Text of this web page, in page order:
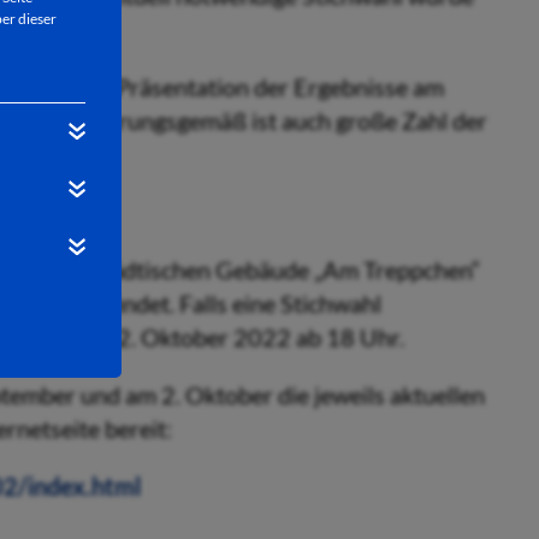
dieser
sich die Präsentation der Ergebnisse am
Erfahrungsgemäß ist auch große Zahl der
dem) städtischen Gebäude „Am Treppchen“
befindet. Falls eine Stichwahl
am 2. Oktober 2022 ab 18 Uhr.
und am 2. Oktober die jeweils aktuellen
bereit:
index.html